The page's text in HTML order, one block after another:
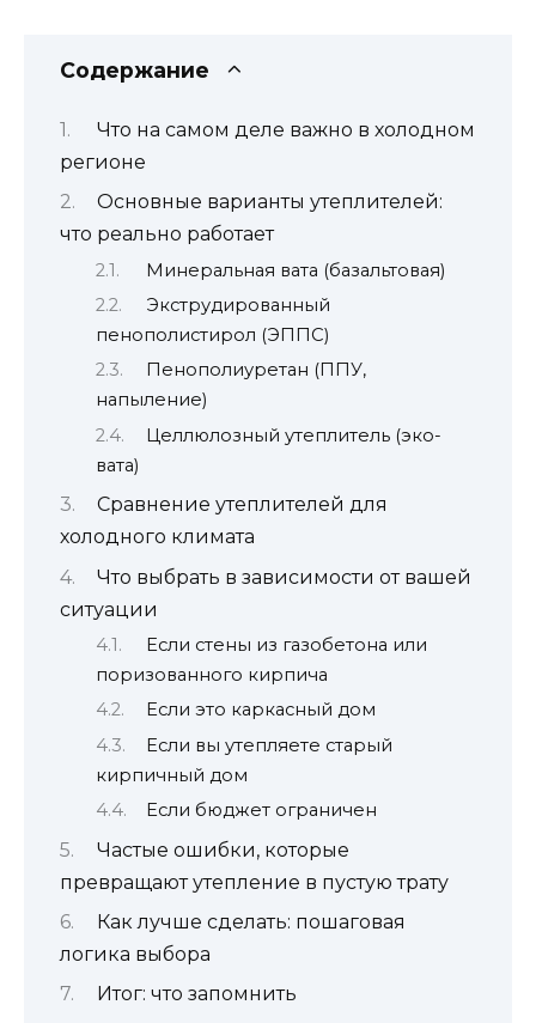
Содержание
Что на самом деле важно в холодном
регионе
Основные варианты утеплителей:
что реально работает
Минеральная вата (базальтовая)
Экструдированный
пенополистирол (ЭППС)
Пенополиуретан (ППУ,
напыление)
Целлюлозный утеплитель (эко-
вата)
Сравнение утеплителей для
холодного климата
Что выбрать в зависимости от вашей
ситуации
Если стены из газобетона или
поризованного кирпича
Если это каркасный дом
Если вы утепляете старый
кирпичный дом
Если бюджет ограничен
Частые ошибки, которые
превращают утепление в пустую трату
Как лучше сделать: пошаговая
логика выбора
Итог: что запомнить